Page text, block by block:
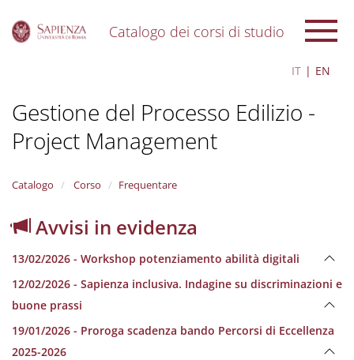
Catalogo dei corsi di studio
IT EN
Gestione del Processo Edilizio -
Project Management
Catalogo Corso Frequentare
Avvisi in evidenza
13/02/2026 - Workshop potenziamento abilità digitali
12/02/2026 - Sapienza inclusiva. Indagine su discriminazioni e
buone prassi
19/01/2026 - Proroga scadenza bando Percorsi di Eccellenza
2025-2026